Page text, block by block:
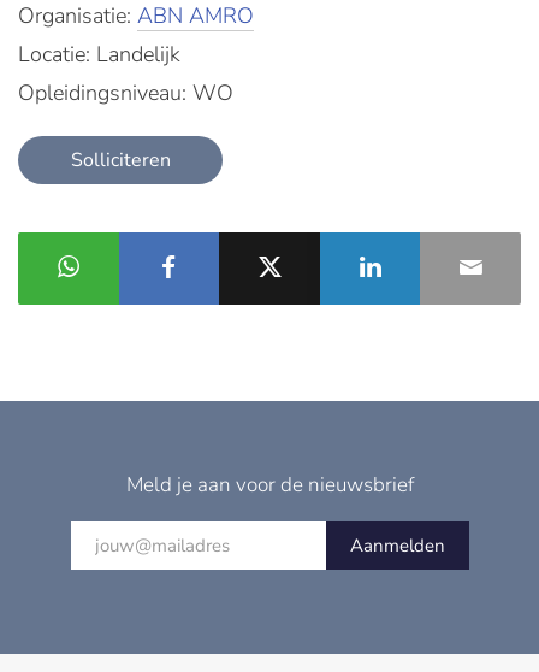
Organisatie: ABN AMRO
Locatie: Landelijk
Opleidingsniveau: WO
Solliciteren
Meld je aan voor de nieuwsbrief
Aanmelden